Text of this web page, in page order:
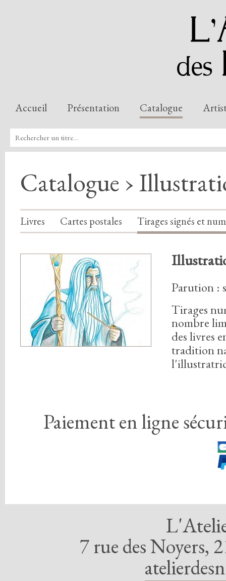
Accueil Présentation Catalogue
Catalogue ›
Livres Cartes postales Tirages signés et
Parution :
Tirages
nombre
des livres
tradition
Paiement en ligne
7 rue des Noyers,